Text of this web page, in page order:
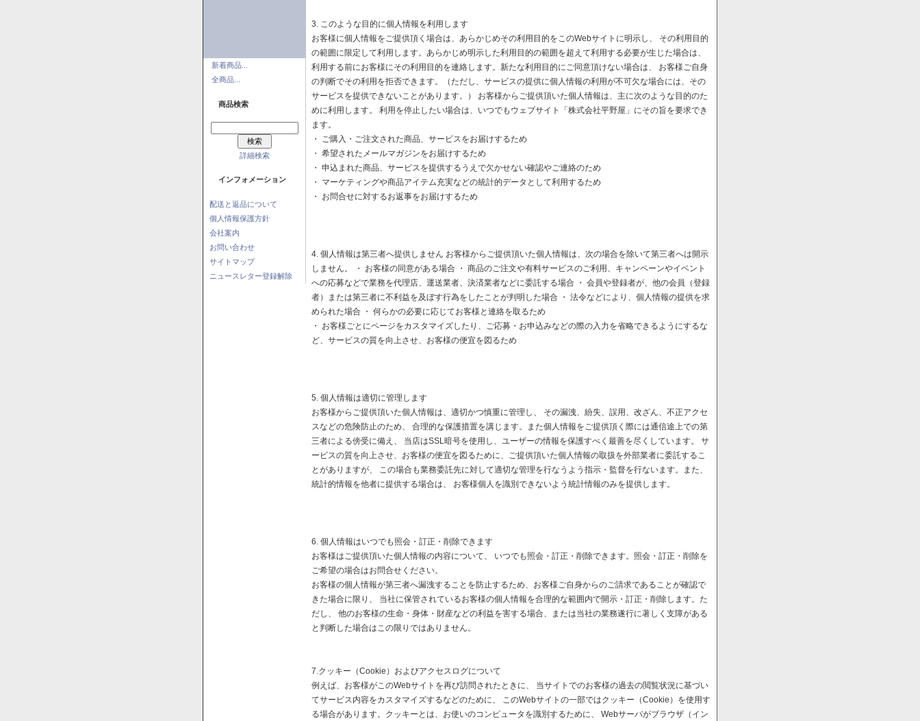
新着商品...
全商品...
商品検索
詳細検索
インフォメーション
配送と返品について
個人情報保護方針
会社案内
お問い合わせ
サイトマップ
ニュースレター登録解除
3. このような目的に個人情報を利用します
お客様に個人情報をご提供頂く場合は、あらかじめその利用目的をこのWebサイトに明示し、 その利用目的
の範囲に限定して利用します。あらかじめ明示した利用目的の範囲を超えて利用する必要が生じた場合は、
利用する前にお客様にその利用目的を連絡します。新たな利用目的にご同意頂けない場合は、 お客様ご自身
の判断でその利用を拒否できます。（ただし、サービスの提供に個人情報の利用が不可欠な場合には、その
サービスを提供できないことがあります。） お客様からご提供頂いた個人情報は、主に次のような目的のた
めに利用します。 利用を停止したい場合は、いつでもウェブサイト「株式会社平野屋」にその旨を要求でき
ます。
・ ご購入・ご注文された商品、サービスをお届けするため
・ 希望されたメールマガジンをお届けするため
・ 申込まれた商品、サービスを提供するうえで欠かせない確認やご連絡のため
・ マーケティングや商品アイテム充実などの統計的データとして利用するため
・ お問合せに対するお返事をお届けするため
4. 個人情報は第三者へ提供しません お客様からご提供頂いた個人情報は、次の場合を除いて第三者へは開示
しません。 ・ お客様の同意がある場合 ・ 商品のご注文や有料サービスのご利用、キャンペーンやイベント
への応募などで業務を代理店、運送業者、決済業者などに委託する場合 ・ 会員や登録者が、他の会員（登録
者）または第三者に不利益を及ぼす行為をしたことが判明した場合 ・ 法令などにより、個人情報の提供を求
められた場合 ・ 何らかの必要に応じてお客様と連絡を取るため
・ お客様ごとにページをカスタマイズしたり、ご応募・お申込みなどの際の入力を省略できるようにするな
ど、サービスの質を向上させ、お客様の便宜を図るため
5. 個人情報は適切に管理します
お客様からご提供頂いた個人情報は、適切かつ慎重に管理し、 その漏洩、紛失、誤用、改ざん、不正アクセ
スなどの危険防止のため、 合理的な保護措置を講じます。また個人情報をご提供頂く際には通信途上での第
三者による傍受に備え、 当店はSSL暗号を使用し、ユーザーの情報を保護すべく最善を尽くしています。 サ
ービスの質を向上させ、お客様の便宜を図るために、ご提供頂いた個人情報の取扱を外部業者に委託するこ
とがありますが、 この場合も業務委託先に対して適切な管理を行なうよう指示・監督を行ないます。また、
統計的情報を他者に提供する場合は、 お客様個人を識別できないよう統計情報のみを提供します。
6. 個人情報はいつでも照会・訂正・削除できます
お客様はご提供頂いた個人情報の内容について、 いつでも照会・訂正・削除できます。照会・訂正・削除を
ご希望の場合はお問合せください。
お客様の個人情報が第三者へ漏洩することを防止するため、お客様ご自身からのご請求であることが確認で
きた場合に限り、 当社に保管されているお客様の個人情報を合理的な範囲内で開示・訂正・削除します。た
だし、 他のお客様の生命・身体・財産などの利益を害する場合、または当社の業務遂行に著しく支障がある
と判断した場合はこの限りではありません。
7.クッキー（Cookie）およびアクセスログについて
例えば、お客様がこのWebサイトを再び訪問されたときに、 当サイトでのお客様の過去の閲覧状況に基づい
てサービス内容をカスタマイズするなどのために、 このWebサイトの一部ではクッキー（Cookie）を使用す
る場合があります。クッキーとは、お使いのコンピュータを識別するために、 Webサーバがブラウザ（イン